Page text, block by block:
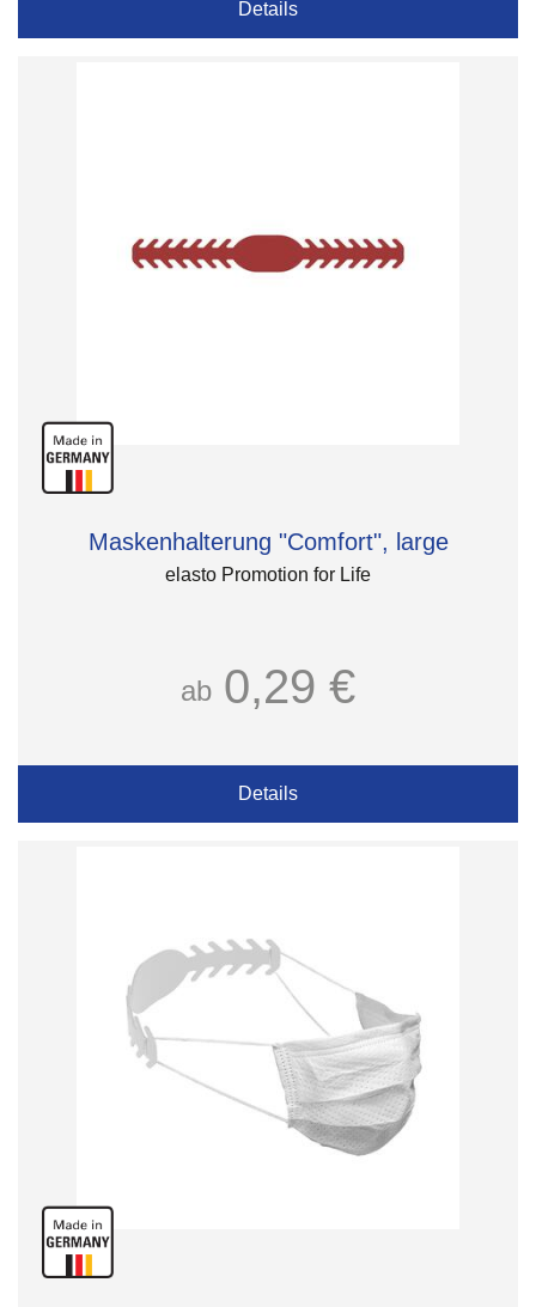
Details
Maskenhalterung "Comfort", large
elasto Promotion for Life
ab 0,29 €
Details